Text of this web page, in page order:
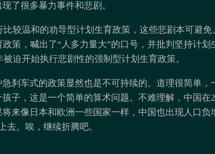
了很多暴力事件和悲剧。
较温和的劝导型计划生育政策，这些悲剧本可避
政策，喊出了“人多力量大”的口号，并批判坚持计
迫开始执行悲剧性的强制型计划生育政策。
刹车式的政策显然也是不可持续的。道理很简单，
子，这是一个简单的算术问题。不难理解，中国在
来像日本和欧洲一些国家一样，中国也出现人口负
去。唉，继续折腾吧。